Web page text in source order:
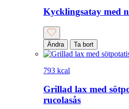
Kycklingsatay med
Ändra Ta bort
793 kcal
Grillad lax med
rucolasås